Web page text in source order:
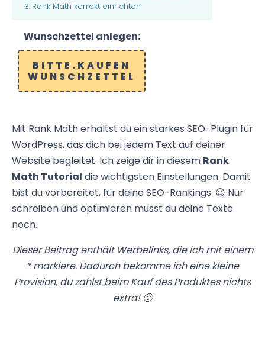
Rank Math korrekt einrichten
Wunschzettel anlegen:
BITTE.KAUFEN
WUNSCHZETTEL
Mit Rank Math erhältst du ein starkes SEO-Plugin für
WordPress, das dich bei jedem Text auf deiner
Website begleitet. Ich zeige dir in diesem Rank
Math Tutorial die wichtigsten Einstellungen. Damit
bist du vorbereitet, für deine SEO-Rankings. 😉 Nur
schreiben und optimieren musst du deine Texte
noch.
Dieser Beitrag enthält Werbelinks, die ich mit einem
* markiere. Dadurch bekomme ich eine kleine
Provision, du zahlst beim Kauf des Produktes nichts
extra! 🙂